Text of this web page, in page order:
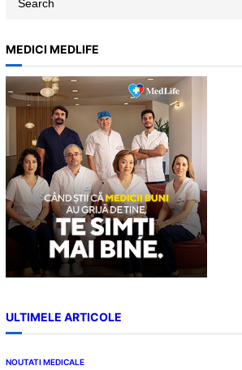
r
c
h
MEDICI MEDLIFE
ULTIMELE ARTICOLE
NOUTATI MEDICALE